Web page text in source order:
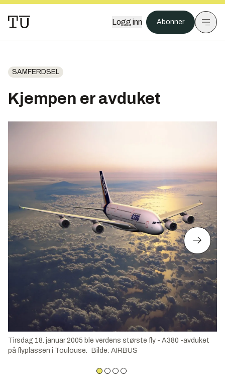
Logg inn Abonner
SAMFERDSEL
Kjempen er avduket
Tirsdag 18. januar 2005 ble verdens største fly - A380 -avduket
på flyplassen i Toulouse.
Bilde: AIRBUS